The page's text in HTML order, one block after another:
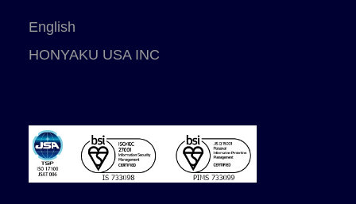
English
HONYAKU USA INC